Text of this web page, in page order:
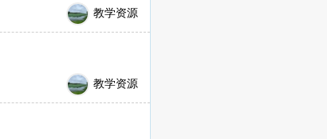
教学资源
教学资源